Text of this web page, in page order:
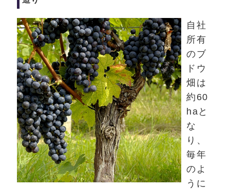
自社
所有
のブ
ドウ
畑は
約60
haと
な
り、
毎年
のよ
うに